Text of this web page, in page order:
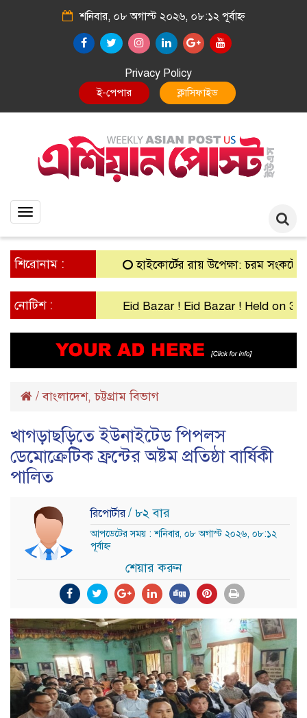
শনিবার, ০৮ অগাস্ট ২০২৬, ০৮:১২ পূর্বাহ্ন
Privacy Policy
E-Paper Classified
Toggle
শিরোনাম : হাইকোর্টের রায় উপেক্ষা: চরম সংকটে
নোটিশ : Eid Bazar ! Eid Bazar ! Held on 30th
/বাংলাদেশ,চট্টগ্রাম বিভাগ
খাগড়াছড়িতে ইউনাইটেড পিপলস
ডেমোক্রেটিক ফ্রন্টের অষ্টম প্রতিষ্ঠা বার্ষিকী
পালিত
রিপোর্টার/ ৮২ বার
আপডেটের সময় : শনিবার, ০৮ অগাস্ট ২০২৬, ০৮:১২
পূর্বাহ্ন
শেয়ার করুন